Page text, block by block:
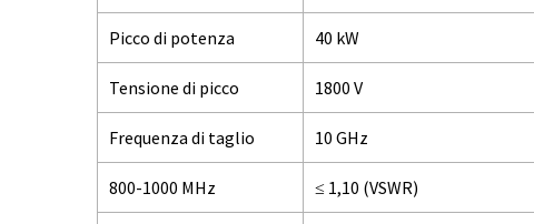
Picco di potenza 40 kW
Tensione di picco 1800 V
Frequenza di taglio 10 GHz
800-1000 MHz ≤ 1,10 (VSWR)